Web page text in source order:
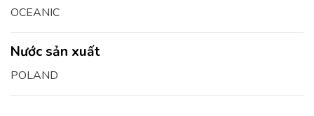
OCEANIC
Nước sản xuất
POLAND